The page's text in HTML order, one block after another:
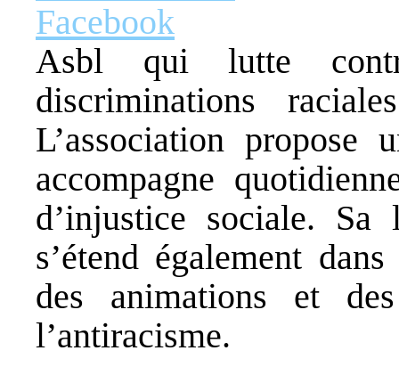
Facebook
Asbl qui lutte
discriminations
L’association propose
accompagne
d’injustice sociale.
s’étend également
des animations et
l’antiracisme.